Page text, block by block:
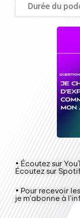
Durée du
• Écoutez sur
Écoutez sur
• Pour recevoir
je m'abonne à